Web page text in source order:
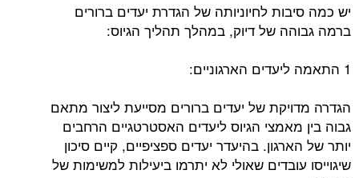
יש כמה סיבות לחיוניותה של הגדרת יעדים ברורים
ברמה גבוהה של דיוק, במהלך תהליך הגיוס:
1 התאמה ליעדים הארגוניים:
הגדרה מדויקת של יעדים ברורים מסייעת ליצור מתאם
גבוה בין מאמצי הגיוס ליעדים האסטרטגיים הרחבים
יותר של הארגון. בהיעדר יעדים ספציפיים, קיים סיכון
שיגוייסו עובדים שאולי לא יתרמו ביעילות למשימות של